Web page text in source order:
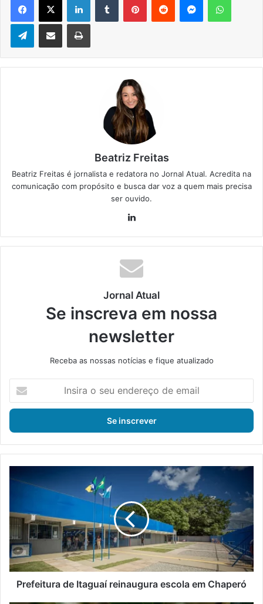
Telegram
Beatriz Freitas
Beatriz Freitas é jornalista e redatora no Jornal Atual. Acredita na
comunicação com propósito e busca dar voz a quem mais precisa
ser ouvido.
din
Jornal Atual
Se inscreva em nossa
newsletter
Receba as nossas notícias e fique atualizado
s
r
a
e
e
r
e
t
u
r
Prefeitura de Itaguaí reinaugura escola em Chaperó